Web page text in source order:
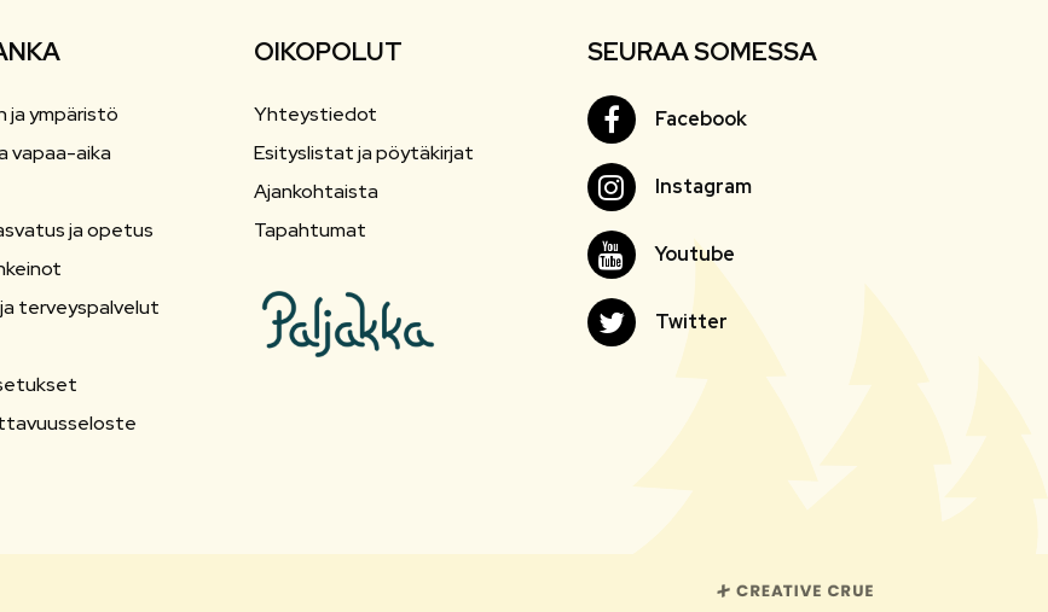
ja ympäristö
vapaa-aika
ja opetus
terveyspalvelut
OIKOPOLUT
Yhteystiedot
Esityslistat ja pöytäkirjat
Ajankohtaista
Tapahtumat
SEURAA SOMESSA
FacebookFacebook
InstagramInstagram
YoutubeYoutube
Twitter Twitter